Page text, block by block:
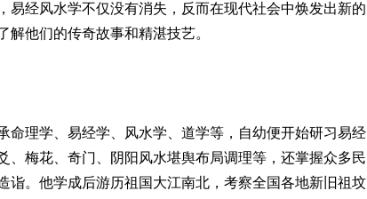
经风水学不仅没有消失，反而在现代社会中焕发出新的
他们的传奇故事和精湛技艺。
理学、易经学、风水学、道学等，自幼便开始研习易经
、梅花、奇门、阴阳风水堪舆布局调理等，还掌握众多民
诣。他学成后游历祖国大江南北，考察全国各地新旧祖坟